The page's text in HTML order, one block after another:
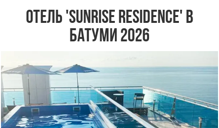
ОТЕЛЬ 'SUNRISE RESIDENCE' В
БАТУМИ 2026